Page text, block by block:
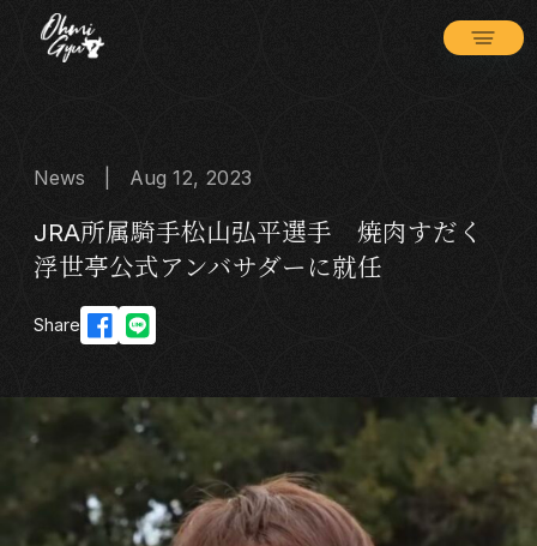
News | Aug 12, 2023
JRA所属騎手松山弘平選手 焼肉すだく
浮世𠅘公式アンバサダーに就任
Share